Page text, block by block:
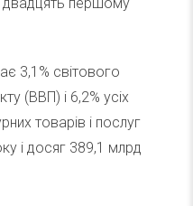
3,1% світового
(ВВП) і 6,2% усіх
товарів і послуг
і досяг 389,1 млрд